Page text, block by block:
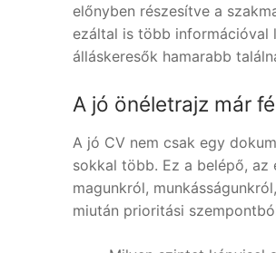
előnyben részesítve a
ezáltal is több információval
álláskeresők hamarabb
A jó önéletrajz már
A jó CV nem csak egy
sokkal több. Ez a belépő,
magunkról,
miután prioritási